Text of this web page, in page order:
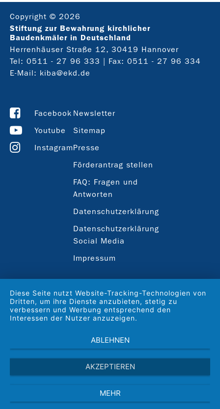
Copyright © 2026
Stiftung zur Bewahrung kirchlicher
Baudenkmäler in Deutschland
Herrenhäuser Straße 12, 30419 Hannover
Tel: 0511 - 27 96 333
| Fax: 0511 - 27 96 334
E-Mail: kiba@ekd.de
Facebook
Youtube
Instagram
Newsletter
Sitemap
Presse
Förderantrag stellen
FAQ: Fragen und
Antworten
Datenschutzerklärung
Datenschutzerklärung
Social Media
Impressum
Diese Seite nutzt Website-Tracking-Technologien von
Dritten, um ihre Dienste anzubieten, stetig zu
verbessern und Werbung entsprechend den
Interessen der Nutzer anzuzeigen.
ABLEHNEN
AKZEPTIEREN
MEHR